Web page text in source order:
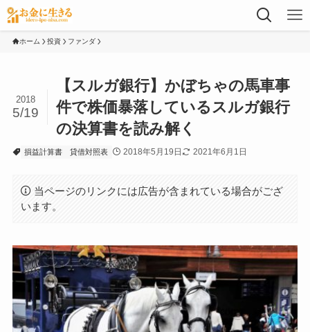
ホーム 投資 ファンダ
【スルガ銀行】かぼちゃの馬車事
件で株価暴落しているスルガ銀行
の決算書を読み解く
2018
5/19
損益計算書 貸借対照表 2018年5月19日 2021年6月1日
当ページのリンクには広告が含まれている場合がござ
います。